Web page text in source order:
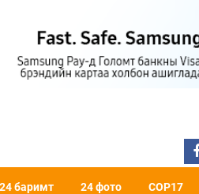
24 баримт 24 фото COP17